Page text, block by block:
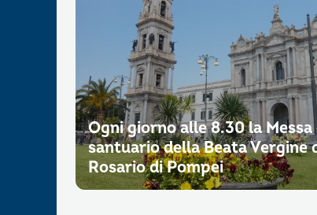
Ogni giorno alle 8.30 la Messa
santuario della Beata Vergine
Rosario di Pompei